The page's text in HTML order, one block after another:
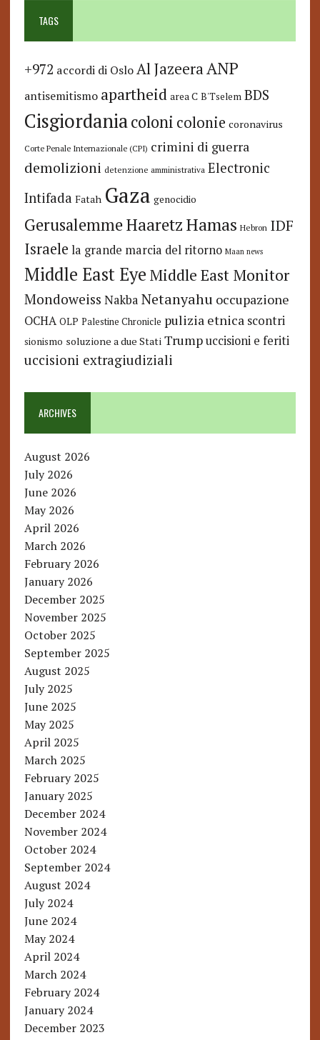
TAGS
+972 accordi di Oslo Al JazeeraANP
antisemitismo apartheid area C B'Tselem BDS
Cisgiordaniacoloni colonie coronavirus
Corte Penale Internazionale (CPI) crimini di guerra
demolizioni detenzione amministrativa Electronic
Intifada Fatah Gaza genocidio
GerusalemmeHaaretzHamas Hebron IDF
Israele la grande marcia del ritorno Maan news
Middle East Eye Middle East Monitor
Mondoweiss Nakba Netanyahu occupazione
OCHA OLP Palestine Chronicle pulizia etnica scontri
sionismo soluzione a due Stati Trump uccisioni e feriti
uccisioni extragiudiziali
ARCHIVES
August 2026
July 2026
June 2026
May 2026
April 2026
March 2026
February 2026
January 2026
December 2025
November 2025
October 2025
September 2025
August 2025
July 2025
June 2025
May 2025
April 2025
March 2025
February 2025
January 2025
December 2024
November 2024
October 2024
September 2024
August 2024
July 2024
June 2024
May 2024
April 2024
March 2024
February 2024
January 2024
December 2023